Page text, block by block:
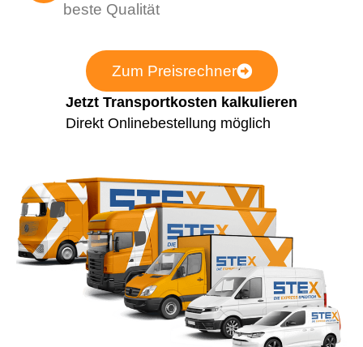
beste Qualität
Zum Preisrechner
Jetzt Transportkosten kalkulieren
Direkt Onlinebestellung möglich